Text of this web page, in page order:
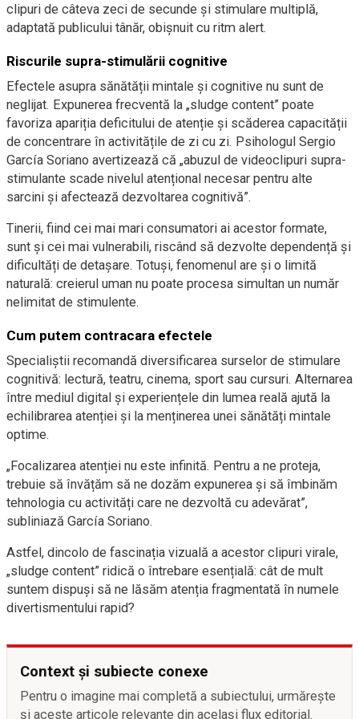
clipuri de câteva zeci de secunde și stimulare multiplă,
adaptată publicului tânăr, obișnuit cu ritm alert.
Riscurile supra-stimulării cognitive
Efectele asupra sănătății mintale și cognitive nu sunt de
neglijat. Expunerea frecventă la „sludge content” poate
favoriza apariția deficitului de atenție și scăderea capacității
de concentrare în activitățile de zi cu zi. Psihologul Sergio
García Soriano avertizează că „abuzul de videoclipuri supra-
stimulante scade nivelul atențional necesar pentru alte
sarcini și afectează dezvoltarea cognitivă”.
Tinerii, fiind cei mai mari consumatori ai acestor formate,
sunt și cei mai vulnerabili, riscând să dezvolte dependență și
dificultăți de detașare. Totuși, fenomenul are și o limită
naturală: creierul uman nu poate procesa simultan un număr
nelimitat de stimulente.
Cum putem contracara efectele
Specialiștii recomandă diversificarea surselor de stimulare
cognitivă: lectură, teatru, cinema, sport sau cursuri. Alternarea
între mediul digital și experiențele din lumea reală ajută la
echilibrarea atenției și la menținerea unei sănătăți mintale
optime.
„Focalizarea atenției nu este infinită. Pentru a ne proteja,
trebuie să învățăm să ne dozăm expunerea și să îmbinăm
tehnologia cu activități care ne dezvoltă cu adevărat”,
subliniază García Soriano.
Astfel, dincolo de fascinația vizuală a acestor clipuri virale,
„sludge content” ridică o întrebare esențială: cât de mult
suntem dispuși să ne lăsăm atenția fragmentată în numele
divertismentului rapid?
Context și subiecte conexe
Pentru o imagine mai completă a subiectului, urmărește
și aceste articole relevante din același flux editorial.